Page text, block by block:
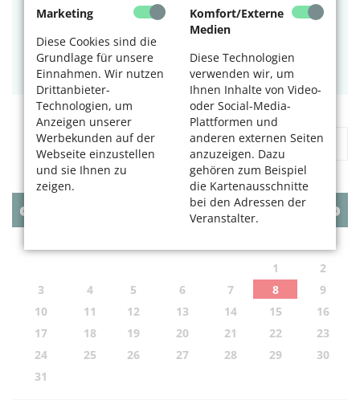
Marketing
Diese Cookies sind die
Grundlage für unsere
Einnahmen. Wir nutzen
Drittanbieter-
Technologien, um
Anzeigen unserer
Werbekunden auf der
Webseite einzustellen
und sie Ihnen zu
zeigen.
Komfort/Externe
Medien
Diese Technologien
verwenden wir, um
Ihnen Inhalte von Video-
oder Social-Media-
Plattformen und
anderen externen Seiten
anzuzeigen. Dazu
gehören zum Beispiel
die Kartenausschnitte
bei den Adressen der
Veranstalter.
Tags: Seniorennetzwerk, Sprachen
18.08.2026, 15 Uhr
SeniorenNetzwerk Eil c/o Begegnungszentrum Porz
der Synagogen-Gemeinde Köln
1 2 ... 6
AUGUST2026
1
2
3
4 5 6 7 8
9
10
11 12 13 14 15
16
17
18 19 20 21 22
23
24
25 26 27 28 29
30
31